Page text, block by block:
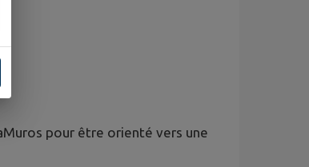
pour être orienté vers une